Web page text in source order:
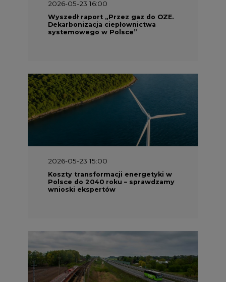
2026-05-23 16:00
Wyszedł raport „Przez gaz do OZE.
Dekarbonizacja ciepłownictwa
systemowego w Polsce”
2026-05-23 15:00
Koszty transformacji energetyki w
Polsce do 2040 roku – sprawdzamy
wnioski ekspertów